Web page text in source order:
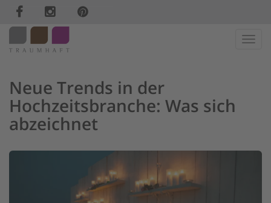
Neue Trends in der
Hochzeitsbranche: Was sich
abzeichnet